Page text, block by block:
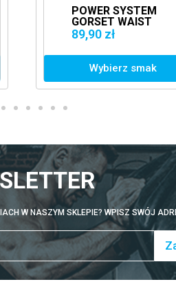
POWER SYSTEM
GORSET WAIST
Wybierz smak
W NASZYM SKLEPIE? WPISZ SWÓJ